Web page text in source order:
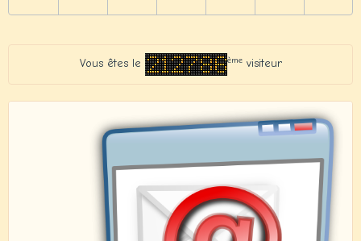
Vous êtes le èmevisiteur